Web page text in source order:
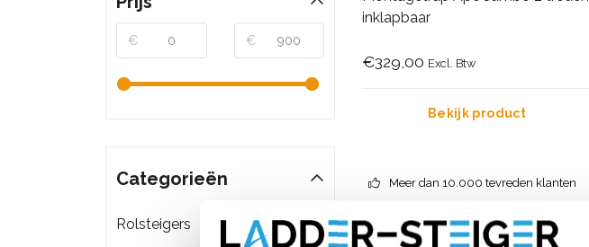
inklapbaar
€329,00 Excl. Btw
Bekijk product
Meer dan 10.000 tevreden klanten
€ €
Categorieën
Rolsteigers